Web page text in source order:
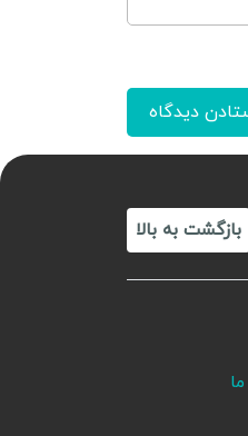
بازگشت به بالا